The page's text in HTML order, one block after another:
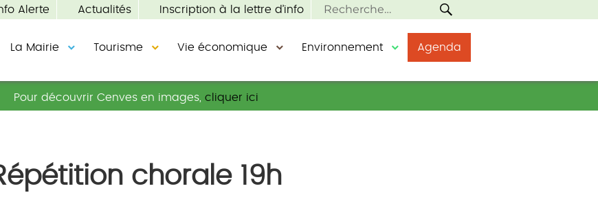
Alerte Actualités Inscription à la lettre d’info
Recherche
La Mairie Tourisme Vie économique Environnement Agenda
Pour découvrir Cenves en images, cliquer ici
chorale 19h